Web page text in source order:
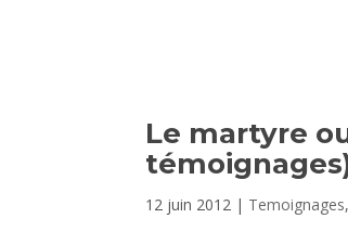
Le martyre
12 juin 2012 | Temoignages,